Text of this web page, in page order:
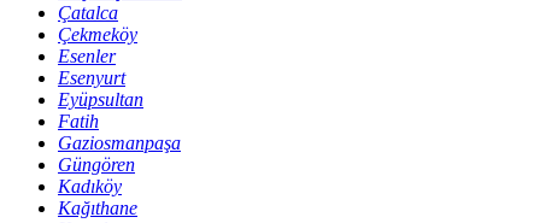
Çatalca
Çekmeköy
Esenler
Esenyurt
Eyüpsultan
Fatih
Gaziosmanpaşa
Güngören
Kadıköy
Kağıthane